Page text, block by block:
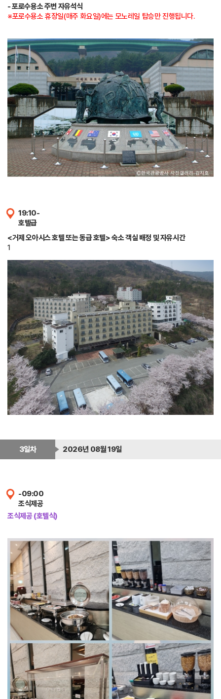
- 포로수용소 주변 자유석식
※포로수용소 휴장일(매주 화요일)에는 모노레일 탑승만 진행됩니다.
19:10-
호텔급
<거제 오아시스 호텔 또는 동급 호텔> 숙소 객실 배정 및 자유시간
1
3일차 2026년 08월 19일
-09:00
조식제공
조식제공 (호텔식)